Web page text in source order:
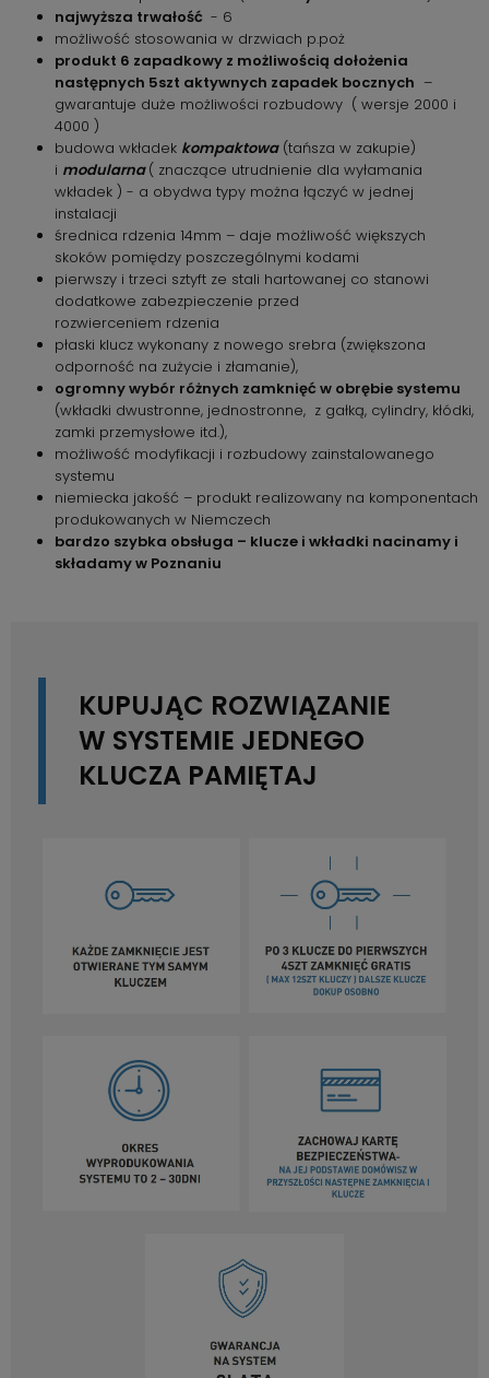
najwyższa trwałość - 6
możliwość stosowania w drzwiach p.poż
produkt 6 zapadkowy z możliwością dołożenia
następnych 5szt aktywnych zapadek bocznych –
gwarantuje duże możliwości rozbudowy ( wersje 2000 i
4000 )
budowa wkładek kompaktowa(tańsza w zakupie)
i modularna( znaczące utrudnienie dla wyłamania
wkładek ) - a obydwa typy można łączyć w jednej
instalacji
średnica rdzenia 14mm – daje możliwość większych
skoków pomiędzy poszczególnymi kodami
pierwszy i trzeci sztyft ze stali hartowanej co stanowi
dodatkowe zabezpieczenie przed
rozwierceniem rdzenia
płaski klucz wykonany z nowego srebra (zwiększona
odporność na zużycie i złamanie),
ogromny wybór różnych zamknięć w obrębie systemu
(wkładki dwustronne, jednostronne, z gałką, cylindry, kłódki,
zamki przemysłowe itd.),
możliwość modyfikacji i rozbudowy zainstalowanego
systemu
niemiecka jakość – produkt realizowany na komponentach
produkowanych w Niemczech
bardzo szybka obsługa – klucze i wkładki nacinamy i
składamy w Poznaniu
KUPUJĄC ROZWIĄZANIE
W SYSTEMIE JEDNEGO
KLUCZA PAMIĘTAJ